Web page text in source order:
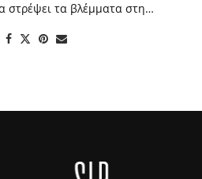
στρέψει τα βλέμματα στη…